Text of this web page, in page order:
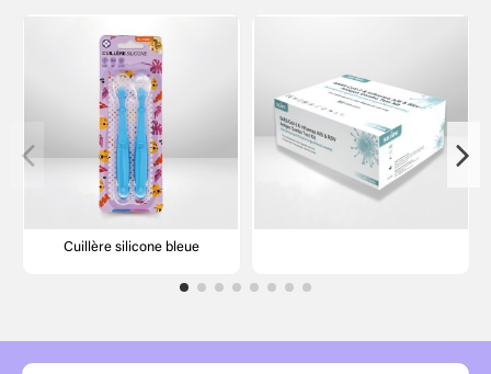
Cuillère silicone bleue